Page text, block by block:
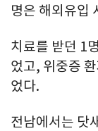
명은 해외유입
치료를 받던 1
었고, 위중증
었다.
전남에서는 닷